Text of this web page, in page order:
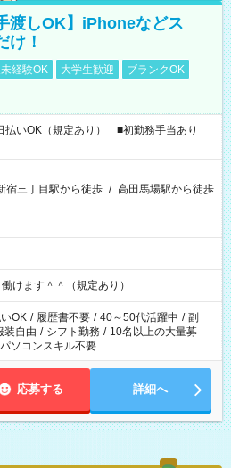
渡しOK】iPhoneなどス
け！
経験OK 大学生歓迎
ブランクOK
いOK（規定あり） ■初勤務手当あり
宿三丁目駅から徒歩 / 高田馬場駅から徒歩
けます＾＾（規定あり）
OK / 履歴書不要 / 40～50代活躍中 / 副
装自由 / シフト勤務 / 10名以上の大量募
パソコンスキル不要
応募する 詳細へ